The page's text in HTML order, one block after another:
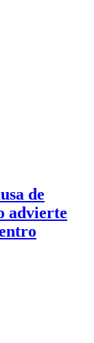
de
advierte